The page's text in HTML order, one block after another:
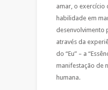
amar, o exercício
habilidade em
desenvolvimento
através da
do “Eu” – a
manifestação de
humana.